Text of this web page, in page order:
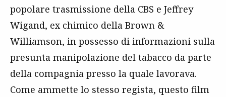
popolare trasmissione della CBS e Jeffrey
Wigand, ex chimico della Brown &
Williamson, in possesso di informazioni sulla
presunta manipolazione del tabacco da parte
della compagnia presso la quale lavorava.
Come ammette lo stesso regista, questo film